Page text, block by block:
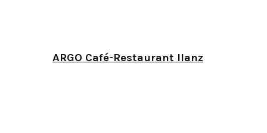
ARGO Café-Restaurant Ilanz